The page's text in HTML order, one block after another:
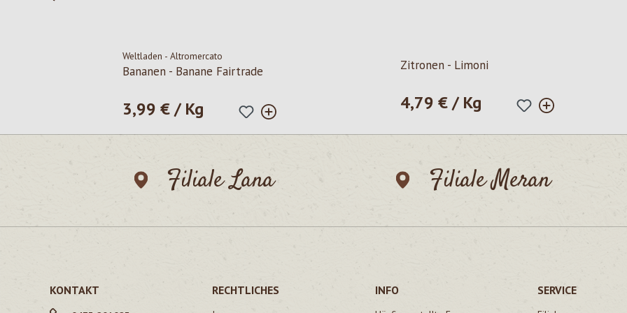
Weltladen - Altromercato
Bananen - Banane Fairtrade
Regulärer Preis:
3,99 € / Kg
Zitronen - Limoni
Regulärer Preis:
4,79 € / Kg
Filiale Lana Filiale Meran
KONTAKT RECHTLICHES INFO SERVICE